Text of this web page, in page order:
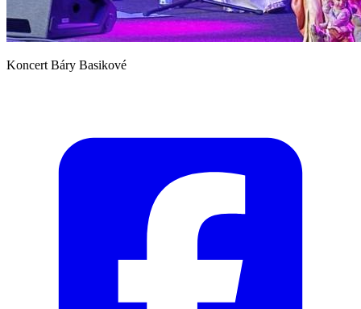
Koncert Báry Basikové